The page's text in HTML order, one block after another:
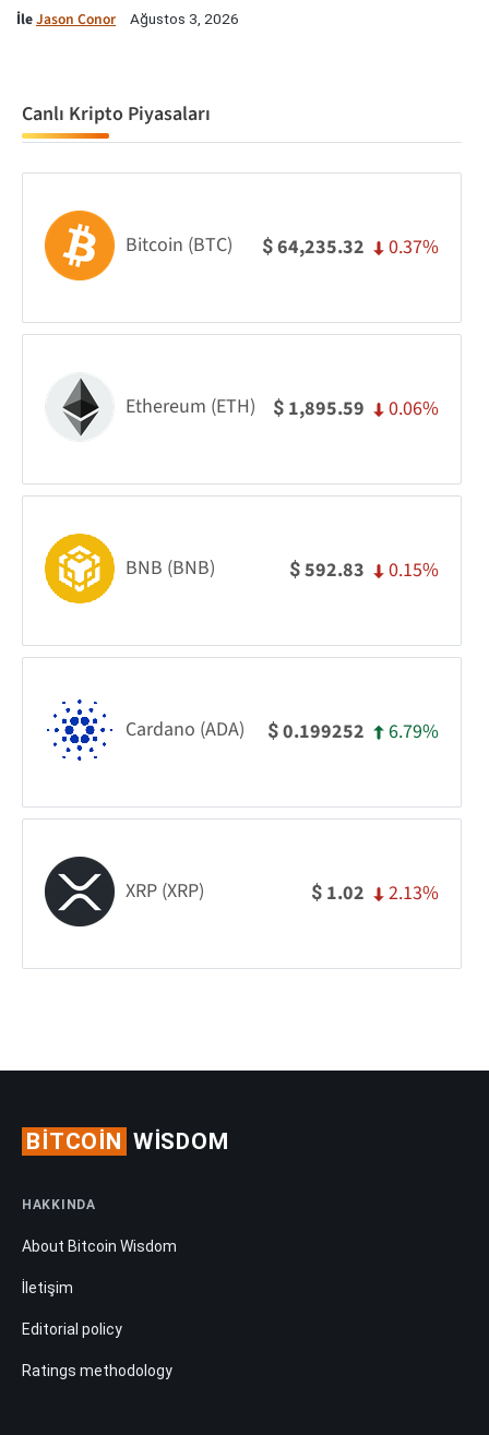
İleJason Conor Ağustos 3, 2026
Canlı Kripto Piyasaları
Bitcoin (BTC) $64,235.32 0.37%
Ethereum (ETH) $ 1,895.59 0.06%
BNB (BNB) $592.83 0.15%
Cardano (ADA) $0.199252 6.79%
XRP (XRP) $ 1.02 2.13%
BITCOIN WISDOM
HAKKINDA
About Bitcoin Wisdom
İletişim
Editorial policy
Ratings methodology